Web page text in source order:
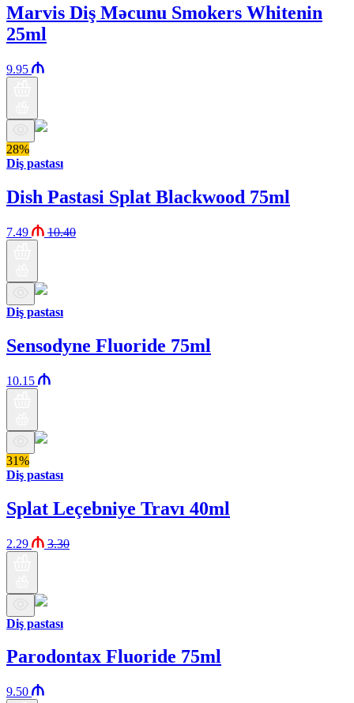
Marvis Diş Məcunu Smokers Whitenin
25ml
9.95
28%
Diş pastası
Dish Pastasi Splat Blackwood 75ml
7.49 10.40
Diş pastası
Sensodyne Fluoride 75ml
10.15
31%
Diş pastası
Splat Leçebniye Travı 40ml
2.29 3.30
Diş pastası
Parodontax Fluoride 75ml
9.50